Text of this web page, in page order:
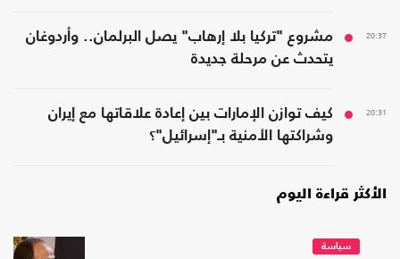
20:37
مشروع "تركيا بلا إرهاب" يصل البرلمان.. وأردوغان
يتحدث عن مرحلة جديدة
20:31
كيف توازن الإمارات بين إعادة علاقاتها مع إيران
وشراكتها الأمنية بـ"إسرائيل"؟
الأكثر قراءة اليوم
سياسة